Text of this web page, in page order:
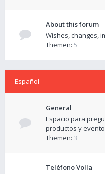
About this forum
Wishes, changes,
Themen: 5
Español
General
Espacio para
productos y
Themen: 3
Teléfono Volla